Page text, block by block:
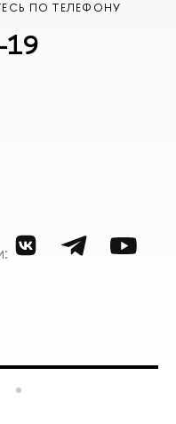
ПО ТЕЛЕФОНУ